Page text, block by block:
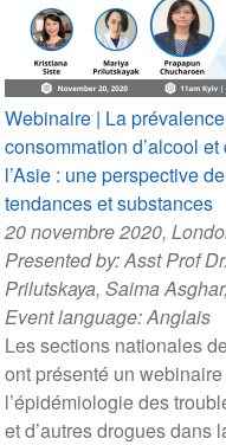
Webinaire | La
consommation d’alcool
l’Asie : une perspective
tendances et substances
20 novembre 2020,
Presented by:Asst Prof
Prilutskaya, Saima Asghar,
Event language:Anglais
Les sections nationales
ont présenté un
l’épidémiologie des
et d’autres drogues dans